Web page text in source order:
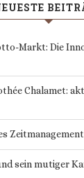
Markt: Die
Chalamet:
sein mutiger